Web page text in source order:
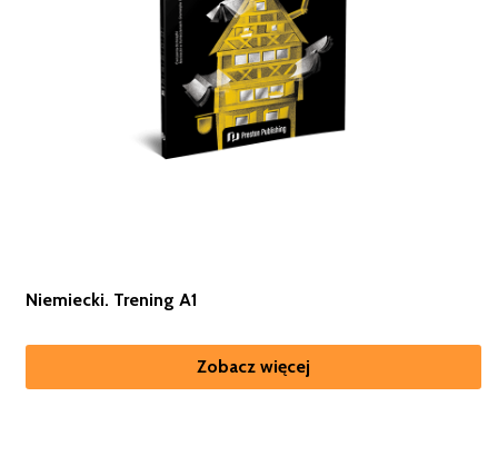
Niemiecki. Trening A1
Zobacz więcej